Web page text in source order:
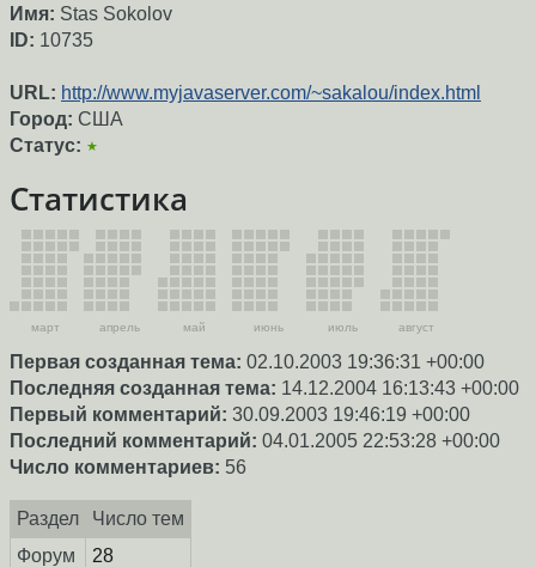
Имя: Stas Sokolov
ID: 10735
URL: http://www.myjavaserver.com/~sakalou/index.html
Город: США
Статус: ★
Статистика
март апрель май июнь июль август
Первая созданная тема: 02.10.2003 19:36:31 +00:00
Последняя созданная тема: 14.12.2004 16:13:43 +00:00
Первый комментарий: 30.09.2003 19:46:19 +00:00
Последний комментарий: 04.01.2005 22:53:28 +00:00
Число комментариев: 56
Раздел
Число тем
Форум
28